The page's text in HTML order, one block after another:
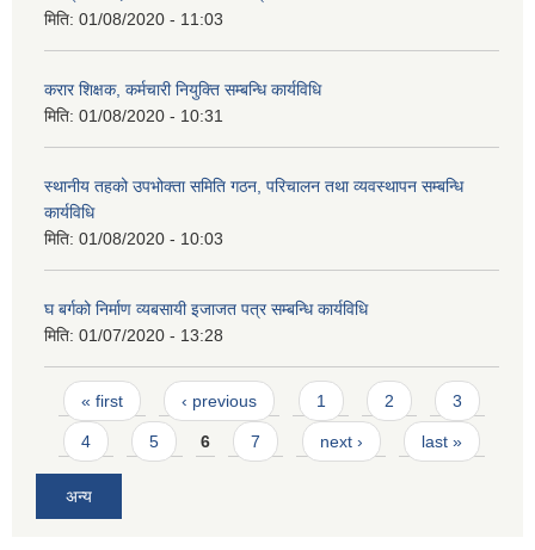
मिति: 01/08/2020 - 11:03
करार शिक्षक, कर्मचारी नियुक्ति सम्बन्धि कार्यविधि
मिति: 01/08/2020 - 10:31
स्थानीय तहको उपभोक्ता समिति गठन, परिचालन तथा व्यवस्थापन सम्बन्धि
कार्यविधि
मिति: 01/08/2020 - 10:03
घ बर्गको निर्माण व्यबसायी इजाजत पत्र सम्बन्धि कार्यविधि
मिति: 01/07/2020 - 13:28
Pages
« first ‹ previous 1 2 3
4 5 6 7 next › last »
अन्य